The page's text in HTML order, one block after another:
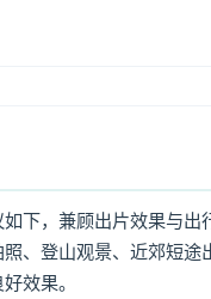
下，兼顾出片效果与出
、登山观景、近郊短
效果。